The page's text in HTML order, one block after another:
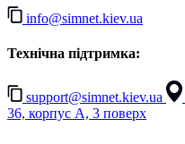
info@simnet.kiev.ua
Технічна підтримка:
support@simnet.kiev.ua
36, корпус А, 3 поверх